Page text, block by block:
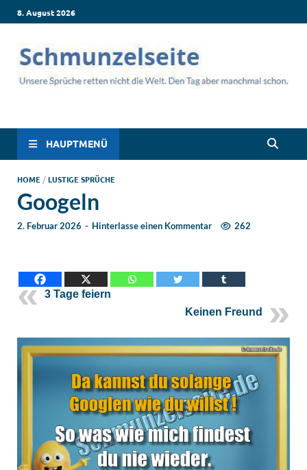
8. August 2026
Schmunzelseite –
Coole lustige Sprüche
für intensives
Schmunzeln
für jede Situation: Leben, Job, Liebe, Geburtstag & mehr. Lachen
ist hier garantiert!
HAUPTMENÜ
HOME /LUSTIGE SPRÜCHE
Googeln
2. Februar 2026 - Hinterlasse einen Kommentar 262
3 Tage feiern
Keinen Freund